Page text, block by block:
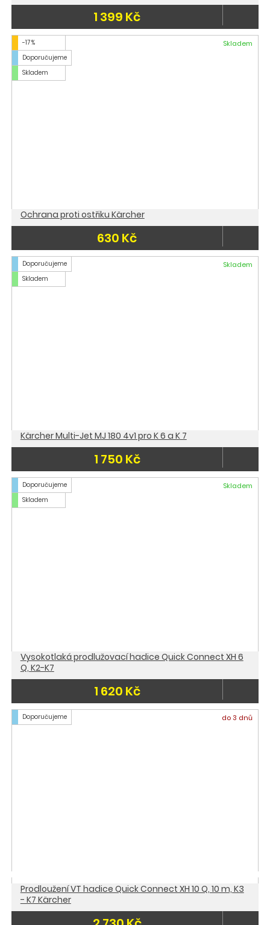
1 399 Kč
-17 %
Doporučujeme
Skladem
Skladem
Ochrana proti ostřiku Kärcher
630 Kč
Doporučujeme
Skladem
Skladem
Kärcher Multi-Jet MJ 180 4v1 pro K 6 a K 7
1 750 Kč
Doporučujeme
Skladem
Skladem
Vysokotlaká prodlužovací hadice Quick Connect XH 6
Q, K2-K7
1 620 Kč
Doporučujeme do 3 dnů
Prodloužení VT hadice Quick Connect XH 10 Q, 10 m, K3
- K7 Kärcher